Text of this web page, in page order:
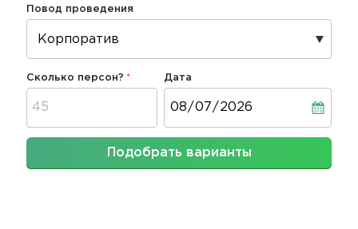
Повод проведения
Сколько персон? Дата
Подобрать варианты